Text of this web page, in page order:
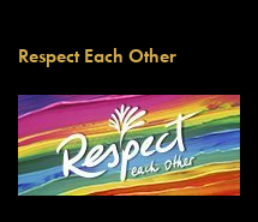
Respect Each Other